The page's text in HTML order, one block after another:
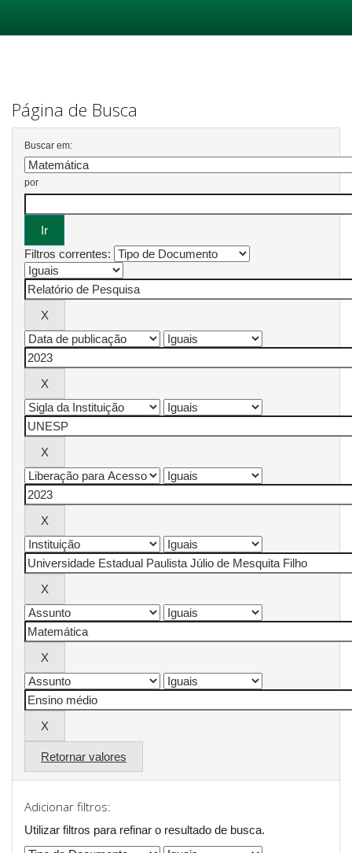
Página de Busca
Buscar em:
por
Filtros correntes:
Retornar valores
Adicionar filtros:
Utilizar filtros para refinar o resultado de busca.